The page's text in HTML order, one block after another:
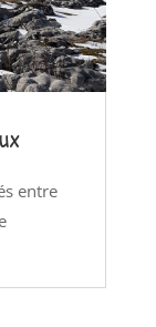
entre